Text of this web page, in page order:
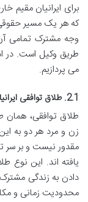
برای ایرانیان مقیم
که هر یک مسیر
وجه مشترک تمامی آن
طریق وکیل است. در
می پردازیم.
2.1. طلاق توافقی ایرانیان خارج از کشور: سریع ترین و کم دردسرترین راهکار
طلاق توافقی، همان
زن و مرد هر دو به
مقدور نیست و بر سر
یافته اند. این نوع
دادن به زندگی مشترک
محدودیت زمانی و